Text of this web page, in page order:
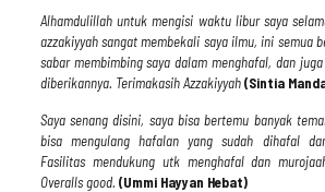
Alhamdulillah untuk mengisi waktu libur saya
azzakiyyah sangat membekali saya ilmu, ini semua
sabar membimbing saya dalam menghafal, dan
diberikannya. Terimakasih Azzakiyyah(Sintia
Saya senang disini, saya bisa bertemu banyak
bisa mengulang hafalan yang sudah dihafal
Fasilitas mendukung utk menghafal dan
Overalls good. (Ummi Hayyan Hebat)